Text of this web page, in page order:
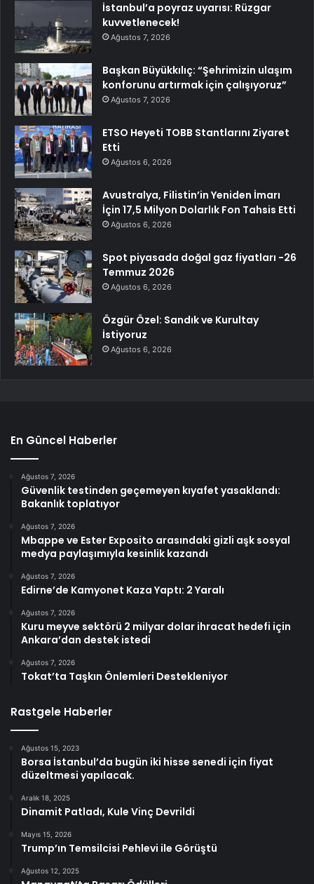
İstanbul’a poyraz uyarısı: Rüzgar
kuvvetlenecek!
Ağustos 7, 2026
Başkan Büyükkılıç: “Şehrimizin ulaşım
konforunu artırmak için çalışıyoruz”
Ağustos 7, 2026
ETSO Heyeti TOBB Stantlarını Ziyaret
Etti
Ağustos 6, 2026
Avustralya, Filistin’in Yeniden İmarı
İçin 17,5 Milyon Dolarlık Fon Tahsis Etti
Ağustos 6, 2026
Spot piyasada doğal gaz fiyatları -26
Temmuz 2026
Ağustos 6, 2026
Özgür Özel: Sandık ve Kurultay
İstiyoruz
Ağustos 6, 2026
En Güncel Haberler
Ağustos 7, 2026
Güvenlik testinden geçemeyen kıyafet yasaklandı:
Bakanlık toplatıyor
Ağustos 7, 2026
Mbappe ve Ester Exposito arasındaki gizli aşk sosyal
medya paylaşımıyla kesinlik kazandı
Ağustos 7, 2026
Edirne’de Kamyonet Kaza Yaptı: 2 Yaralı
Ağustos 7, 2026
Kuru meyve sektörü 2 milyar dolar ihracat hedefi için
Ankara’dan destek istedi
Ağustos 7, 2026
Tokat’ta Taşkın Önlemleri Destekleniyor
Rastgele Haberler
Ağustos 15, 2023
Borsa İstanbul’da bugün iki hisse senedi için fiyat
düzeltmesi yapılacak.
Aralık 18, 2025
Dinamit Patladı, Kule Vinç Devrildi
Mayıs 15, 2026
Trump’ın Temsilcisi Pehlevi ile Görüştü
Ağustos 12, 2025